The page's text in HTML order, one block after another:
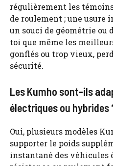
régulièrement les
de roulement ; une usure
un souci de géométrie ou
toi que même les
gonflés ou trop vieux,
sécurité.
Les Kumho sont-ils
électriques ou hybrides
Oui, plusieurs modèles
supporter le poids
instantané des véhicules